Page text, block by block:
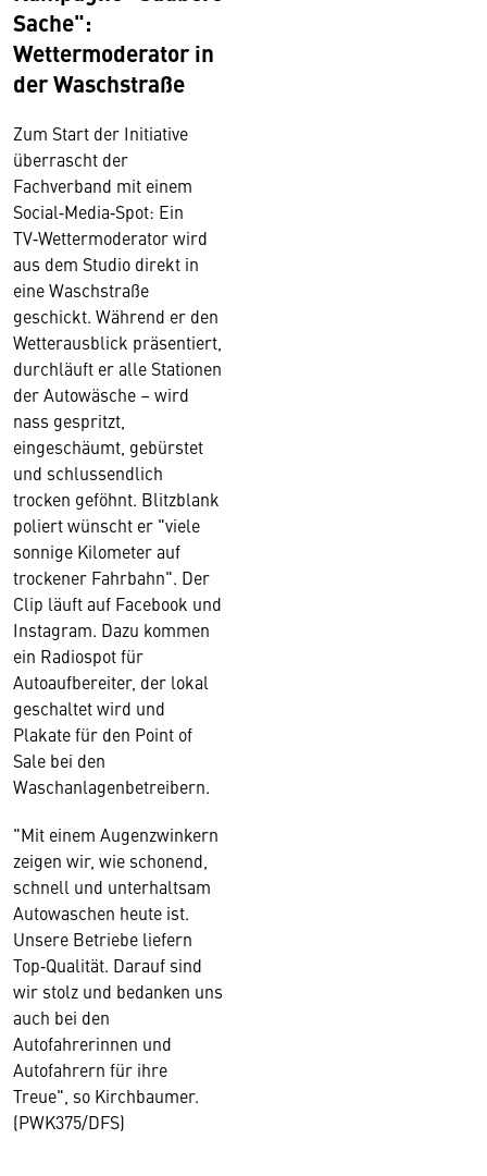
Sache":
Wettermoderator in
der Waschstraße
Zum Start der Initiative
überrascht der
Fachverband mit einem
Social‑Media‑Spot: Ein
TV‑Wettermoderator wird
aus dem Studio direkt in
eine Waschstraße
geschickt. Während er den
Wetterausblick präsentiert,
durchläuft er alle Stationen
der Autowäsche – wird
nass gespritzt,
eingeschäumt, gebürstet
und schlussendlich
trocken geföhnt. Blitzblank
poliert wünscht er "viele
sonnige Kilometer auf
trockener Fahrbahn". Der
Clip läuft auf Facebook und
Instagram. Dazu kommen
ein Radiospot für
Autoaufbereiter, der lokal
geschaltet wird und
Plakate für den Point of
Sale bei den
Waschanlagenbetreibern.
"Mit einem Augenzwinkern
zeigen wir, wie schonend,
schnell und unterhaltsam
Autowaschen heute ist.
Unsere Betriebe liefern
Top‑Qualität. Darauf sind
wir stolz und bedanken uns
auch bei den
Autofahrerinnen und
Autofahrern für ihre
Treue", so Kirchbaumer.
(PWK375/DFS)